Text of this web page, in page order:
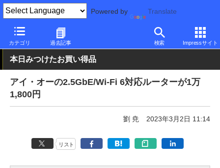
Powered by Translate
カテゴリ 過去記事 検索 Impressサイト
PC Watch 半導体/周辺機器 アイ・オー・データ機器
本日みつけたお買い得品
アイ・オーの2.5GbE/Wi-Fi 6対応ルーターが1万
1,800円
劉 尭 2023年3月2日 11:14
リスト